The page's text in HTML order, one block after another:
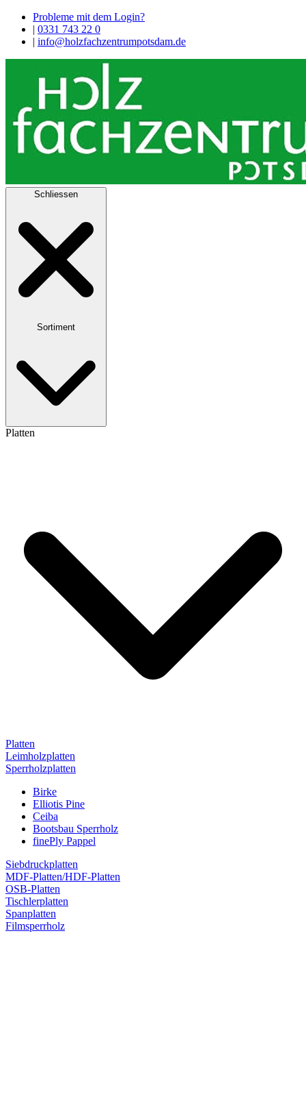
Probleme mit dem Login?
| 0331 743 22 0
| info@holzfachzentrumpotsdam.de
Schliessen
Sortiment
Platten
Platten
Leimholzplatten
Sperrholzplatten
Birke
Elliotis Pine
Ceiba
Bootsbau Sperrholz
finePly Pappel
Siebdruckplatten
MDF-Platten/HDF-Platten
OSB-Platten
Tischlerplatten
Spanplatten
Filmsperrholz